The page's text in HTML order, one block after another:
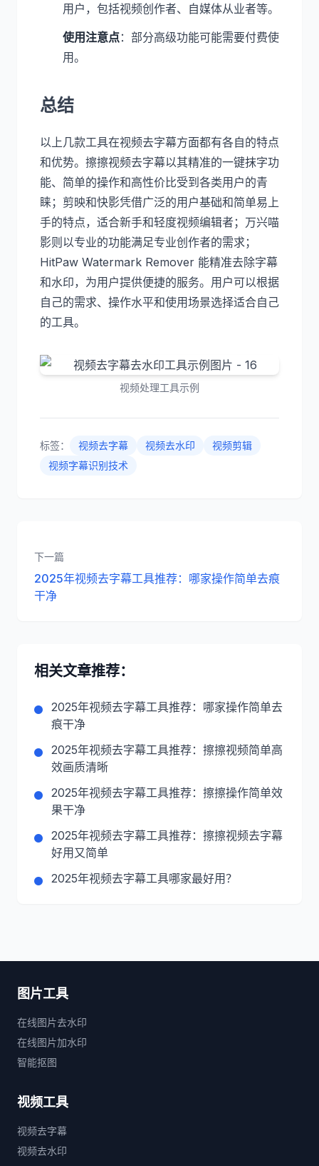
用户，包括视频创作者、自媒体从业者等。
使用注意点：部分高级功能可能需要付费使
用。
总结
以上几款工具在视频去字幕方面都有各自的特点
和优势。擦擦视频去字幕以其精准的一键抹字功
能、简单的操作和高性价比受到各类用户的青
睐；剪映和快影凭借广泛的用户基础和简单易上
手的特点，适合新手和轻度视频编辑者；万兴喵
影则以专业的功能满足专业创作者的需求；
HitPaw Watermark Remover 能精准去除字幕
和水印，为用户提供便捷的服务。用户可以根据
自己的需求、操作水平和使用场景选择适合自己
的工具。
视频处理工具示例
标签： 视频去字幕 视频去水印
视频剪辑
视频字幕识别技术
下一篇
2025年视频去字幕工具推荐：哪家操作简单去痕
干净
相关文章推荐：
2025年视频去字幕工具推荐：哪家操作简单去
痕干净
2025年视频去字幕工具推荐：擦擦视频简单高
效画质清晰
2025年视频去字幕工具推荐：擦擦操作简单效
果干净
2025年视频去字幕工具推荐：擦擦视频去字幕
好用又简单
2025年视频去字幕工具哪家最好用？
图片工具
在线图片去水印
在线图片加水印
智能抠图
视频工具
视频去字幕
视频去水印